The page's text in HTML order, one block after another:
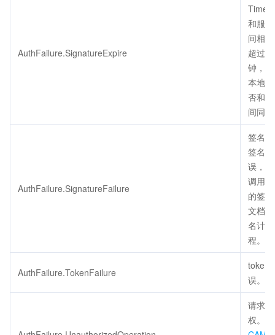
AuthFailure.SignatureExpire
和服
间相
超过
钟，
本地
否和
间同
AuthFailure.SignatureFailure
签名
签名
误，
调用
的签
文档
名计
程。
AuthFailure.TokenFailure
token
误。
请求
权。